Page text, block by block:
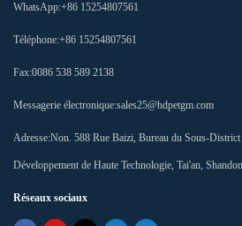
WhatsApp:+86 15254807561
Téléphone:+86 15254807561
Fax:0086 538 589 2138
Messagerie électronique:sales25@hdpetgm.com
Adresse:Non. 588 Rue Baizi, Bureau du Sous-
Développement de Haute Technologie, Tai'an,
Réseaux sociaux